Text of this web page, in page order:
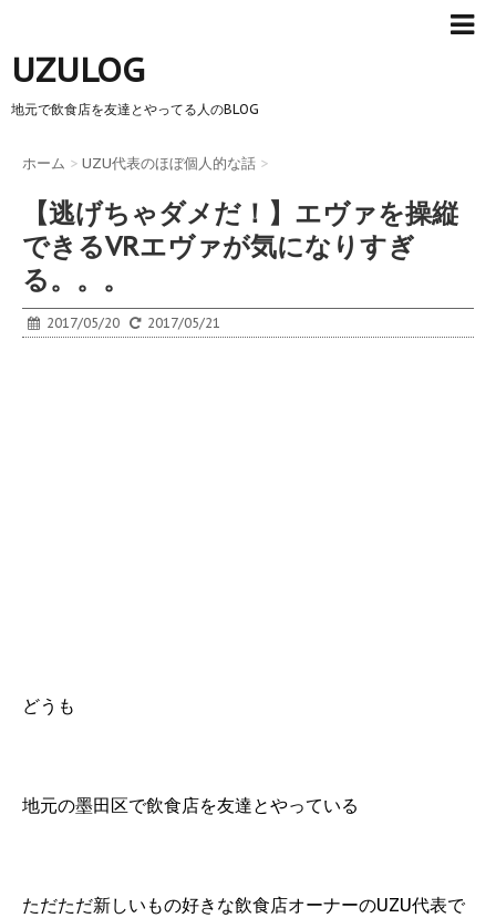
UZULOG
地元で飲食店を友達とやってる人のBLOG
ホーム > UZU代表のほぼ個人的な話 >
【逃げちゃダメだ！】エヴァを操縦
できるVRエヴァが気になりすぎ
る。。。
2017/05/20 2017/05/21
どうも
地元の墨田区で飲食店を友達とやっている
ただただ新しいもの好きな飲食店オーナーのUZU代表で